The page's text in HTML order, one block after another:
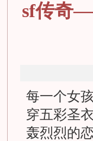
sf传奇
每一个女
穿五彩圣
轰烈烈的